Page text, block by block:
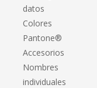
datos
Colores
Pantone®
Accesorios
Nombres
individuales